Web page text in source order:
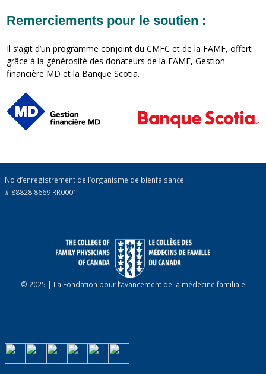
Remerciements pour le soutien :
Il s’agit d’un programme conjoint du CMFC et de la FAMF, offert
grâce à la générosité des donateurs de la FAMF, Gestion
financière MD et la Banque Scotia.
No d’enregistrement de l’organisme de bienfaisance
# 88828 8669 RR0001
© 2025 | La Fondation pour l’avancement de la médecine familiale